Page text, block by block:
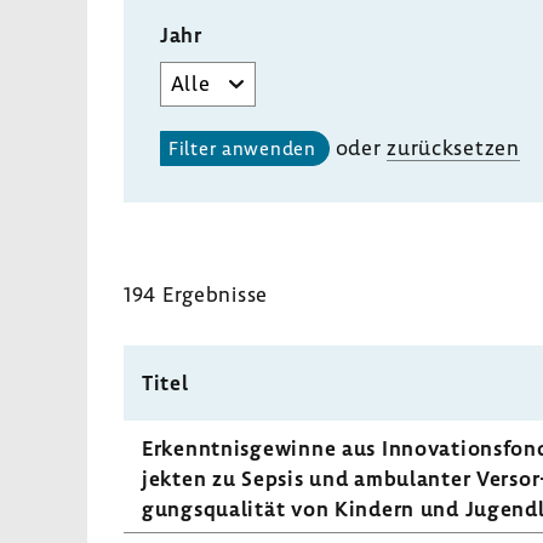
Jahr
oderzurück­setzen
194 Ergeb­nisse
Titel
Erkennt­nis­ge­winne aus
jekten zu Sepsis und ambu­lanter
gungs­qua­lität von Kindern und